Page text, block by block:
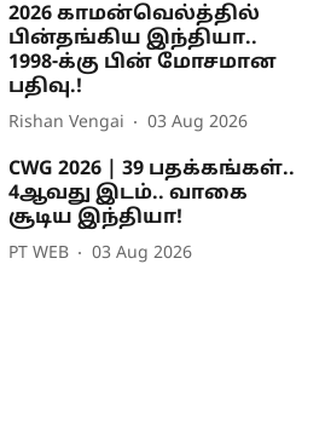
2026 காமன்வெல்த்தில்
பின்தங்கிய இந்தியா..
1998-க்கு பின் மோசமான
பதிவு.!
Rishan Vengai 03 Aug 2026
CWG 2026 | 39 பதக்கங்கள்..
4ஆவது இடம்.. வாகை
சூடிய இந்தியா!
PT WEB 03 Aug 2026